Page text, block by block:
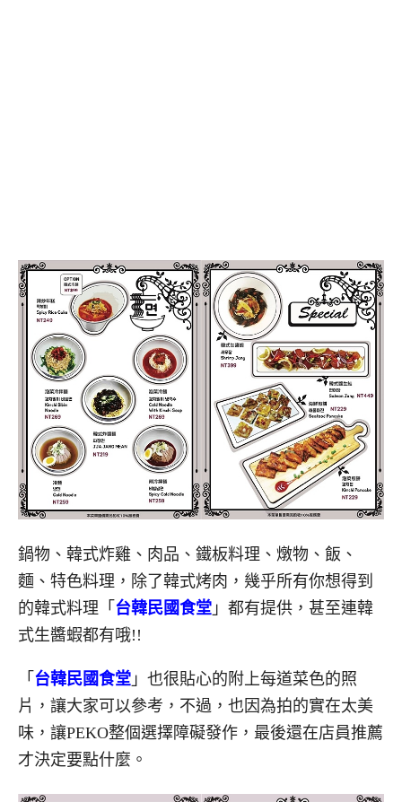
鍋物、韓式炸雞、肉品、鐵板料理、燉物、飯、
麵、特色料理，除了韓式烤肉，幾乎所有你想得到
的韓式料理「 台韓民國食堂 」都有提供，甚至連韓
式生醬蝦都有哦!!
「 台韓民國食堂 」也很貼心的附上每道菜色的照
片，讓大家可以參考，不過，也因為拍的實在太美
味，讓PEKO整個選擇障礙發作，最後還在店員推薦
才決定要點什麼。